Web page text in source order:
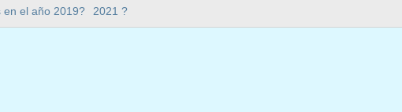
en el año 2019? 2021 ?
en Estados Unidos (Federal holidays).